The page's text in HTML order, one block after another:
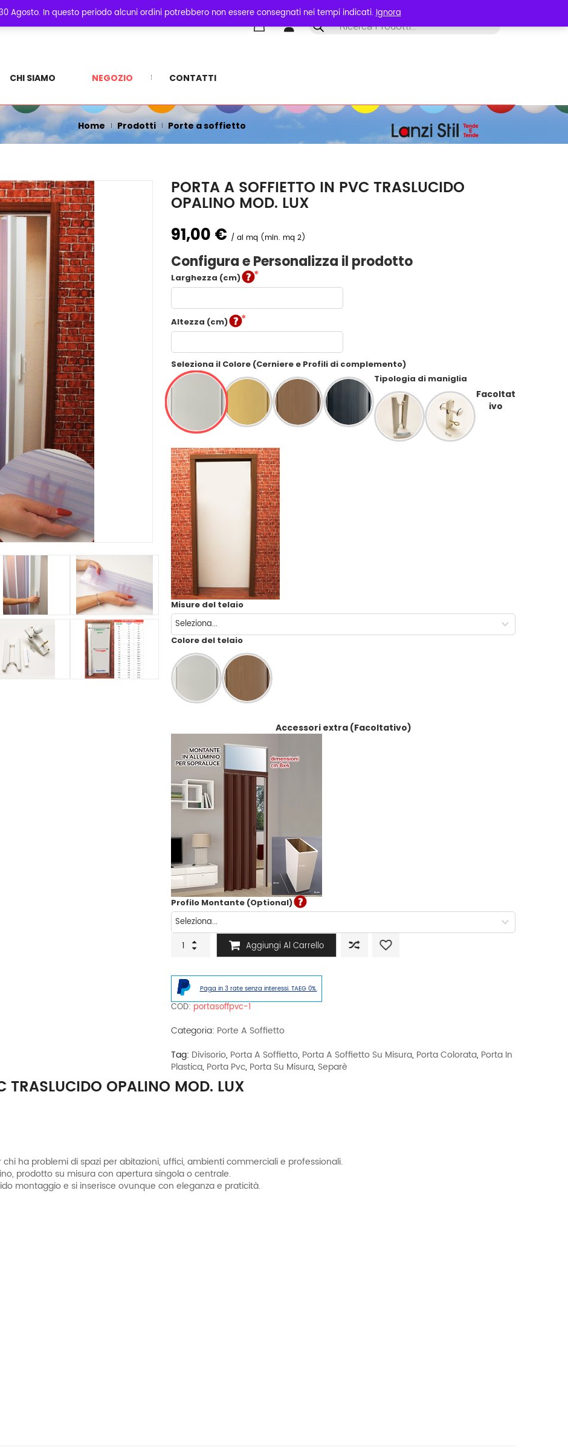
Agosto. In questo periodo alcuni ordini potrebbero non essere consegnati nei tempi indicati.Ignora
Products
search
CHI SIAMO NEGOZIO CONTATTI
SHOP
Home Prodotti Porte a soffietto
PORTA A SOFFIETTO IN PVC TRASLUCIDO
OPALINO MOD. LUX
91,00 € al mq (min. mq 2)
Configura e Personalizza il prodotto
Larghezza (cm)
Altezza (cm)
Seleziona il Colore (Cerniere e Profili di complemento)
Tipologia di maniglia
Facoltat
ivo
Misure del telaio
Colore del telaio
Accessori extra (Facoltativo)
Profilo Montante (Optional)
PVC
traslucido
opalino
Lux
quantità
Aggiungi Al Carrello
Paga in 3 rate senza interessi. TAEG 0%.
COD: portasoffpvc-1
Categoria: Porte A Soffietto
Tag: Divisorio, Porta A Soffietto, Porta A Soffietto Su Misura, Porta Colorata, Porta In
Plastica, Porta Pvc, Porta Su Misura, Separè
TRASLUCIDO OPALINO MOD. LUX
ha problemi di spazi per abitazioni, uffici, ambienti commerciali e professionali.
prodotto su misura con apertura singola o centrale.
montaggio e si inserisce ovunque con eleganza e praticità.